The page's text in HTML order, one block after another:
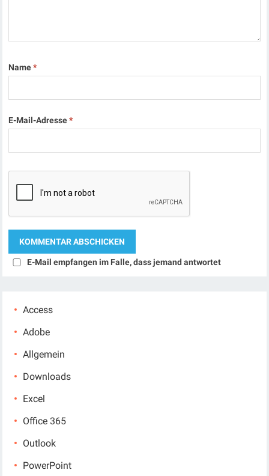
Name*
E-Mail-Adresse*
E-Mail empfangen im Falle, dass jemand antwortet
Access
Adobe
Allgemein
Downloads
Excel
Office 365
Outlook
PowerPoint